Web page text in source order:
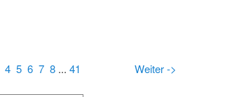
4 5 6 7 8 ... 41 Weiter ->